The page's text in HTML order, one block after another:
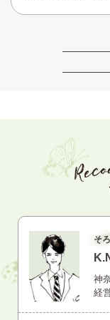
そ
神
経